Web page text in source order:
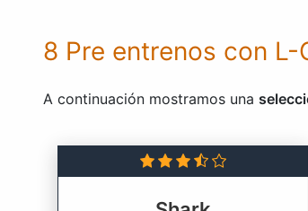
8 Pre entrenos con
A continuación mostramos una